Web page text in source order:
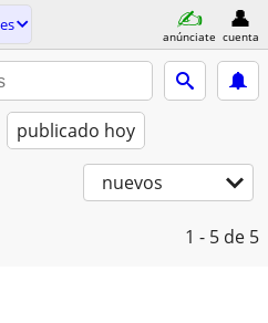
anúnciate cuenta
publicado hoy
nuevos
1 - 5 de 5